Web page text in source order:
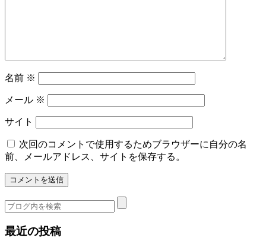
名前 ※
メール ※
サイト
次回のコメントで使用するためブラウザーに自分の名
前、メールアドレス、サイトを保存する。
最近の投稿